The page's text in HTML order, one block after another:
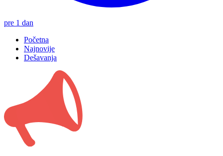
pre 1 dan
Početna
Najnovije
Dešavanja